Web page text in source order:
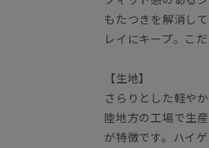
もたつきを解消し
レイにキープ。こ
【生地】
さらりとした軽や
陸地方の工場で生
が特徴です。ハイ